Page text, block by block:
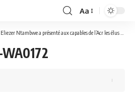
Font
Resizer
Aa
Ntambwe a présenté aux capables de l’Acr les élus issus des élections de décembre 2023.